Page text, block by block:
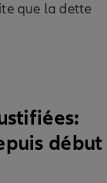
que la dette
début